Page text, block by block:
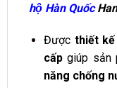
hộ Hàn Quốc
Đượcthiết kế
cấpgiúp sản
năng chống